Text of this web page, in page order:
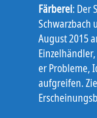
Färberei: Der
Schwarzbach
August 2015
er Probleme,
aufgreifen.